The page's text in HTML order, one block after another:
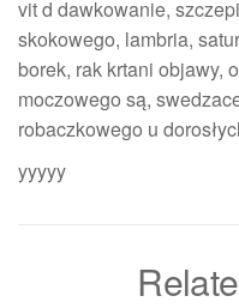
vit d dawkowanie,
skokowego, lambria,
borek, rak krtani objawy,
moczowego są,
robaczkowego u
yyyyy